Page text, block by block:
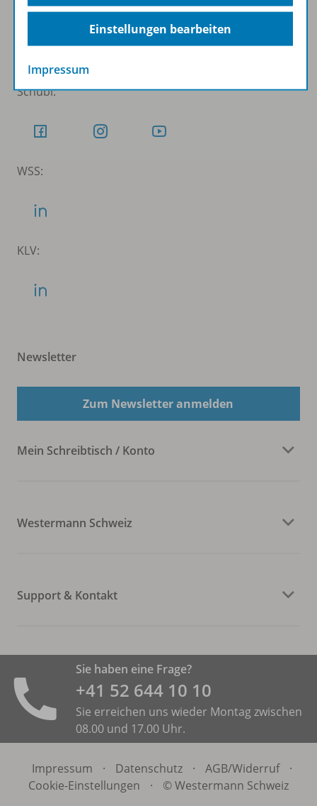
Schubi:
WSS:
KLV:
Newsletter
Zum Newsletter anmelden
Mein Schreibtisch / Konto
Westermann Schweiz
Support & Kontakt
Sie haben eine Frage?
+41 52 644 10 10
Sie erreichen uns wieder Montag zwischen
08.00 und 17.00 Uhr.
Impressum · Datenschutz · AGB/Widerruf
·
Cookie-Einstellungen
· © Westermann Schweiz
Einstellungen bearbeiten
Impressum